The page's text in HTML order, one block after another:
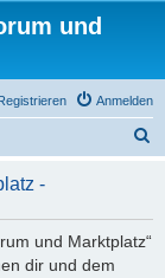
und
Anmelden
h
-
und Marktplatz“
dir und dem